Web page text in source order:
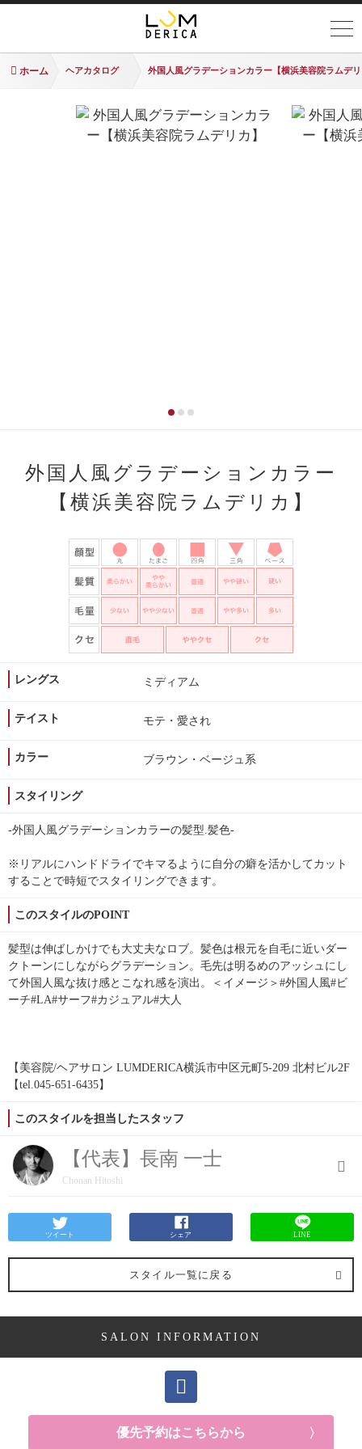
ホーム ヘアカタログ 外国人風グラデーションカラー【横浜美容院ラムデ
外国人風グラデーションカラー
【横浜美容院ラムデリカ】
レングス ミディアム
テイスト モテ・愛され
カラー ブラウン・ベージュ系
スタイリング
-外国人風グラデーションカラーの髪型.髪色-
※リアルにハンドドライでキマるように自分の癖を活かしてカット
することで時短でスタイリングできます。
このスタイルのPOINT
髪型は伸ばしかけでも大丈夫なロブ。髪色は根元を自毛に近いダー
クトーンにしながらグラデーション。毛先は明るめのアッシュにし
て外国人風な抜け感とこなれ感を演出。＜イメージ＞#外国人風#ビ
ーチ#LA#サーフ#カジュアル#大人
【美容院/ヘアサロン LUMDERICA横浜市中区元町5-209 北村ビル2F
【tel.045-651-6435】
このスタイルを担当したスタッフ
【代表】長南 一士
Chonan Hitoshi
ツイート シェア LINE
スタイル一覧に戻る
SALON INFORMATION
優先予約はこちらから